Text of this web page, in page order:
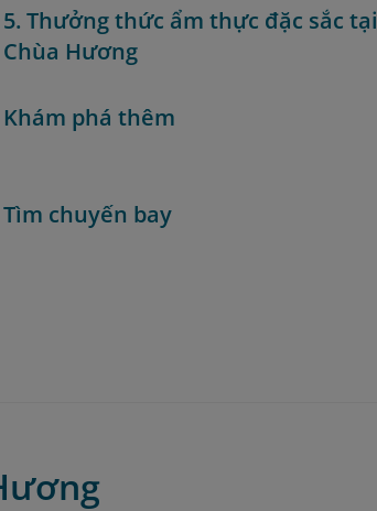
5. Thưởng thức ẩm thực đặc sắc tại
Chùa Hương
Khám phá thêm
Tìm chuyến bay